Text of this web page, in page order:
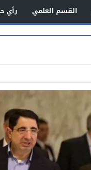
القسم العلمي رأي